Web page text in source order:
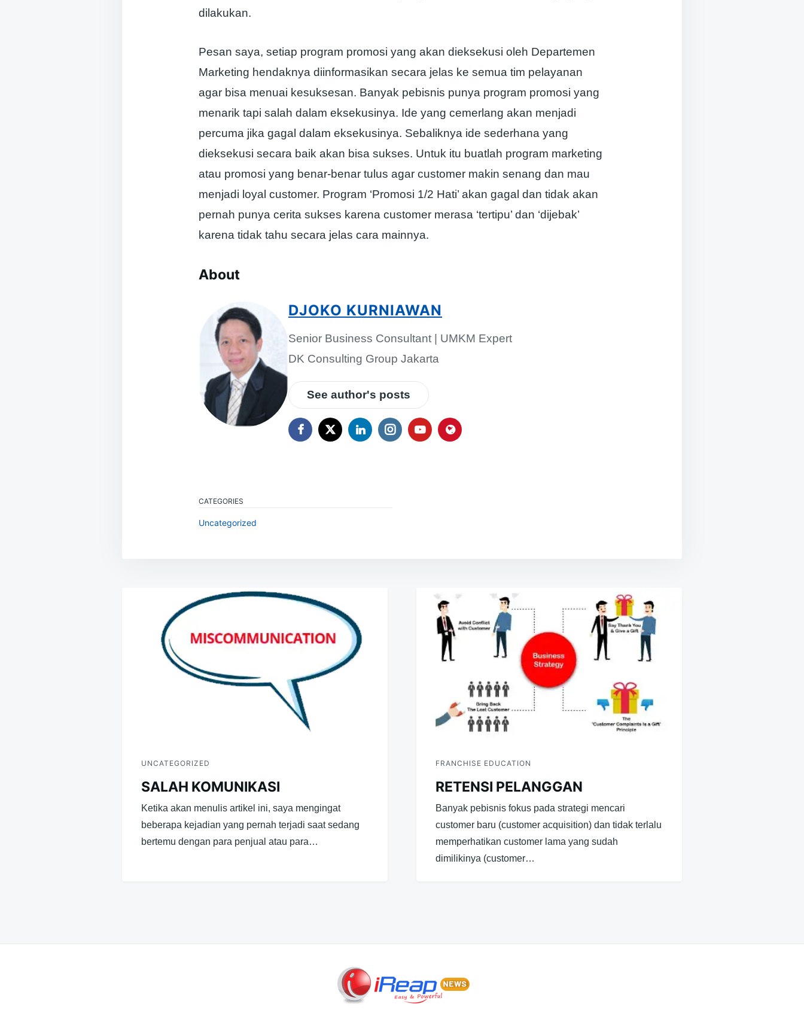
dilakukan.
Pesan saya, setiap program promosi yang akan dieksekusi oleh Departemen
Marketing hendaknya diinformasikan secara jelas ke semua tim pelayanan
agar bisa menuai kesuksesan. Banyak pebisnis punya program promosi yang
menarik tapi salah dalam eksekusinya. Ide yang cemerlang akan menjadi
percuma jika gagal dalam eksekusinya. Sebaliknya ide sederhana yang
dieksekusi secara baik akan bisa sukses. Untuk itu buatlah program marketing
atau promosi yang benar-benar tulus agar customer makin senang dan mau
menjadi loyal customer. Program ‘Promosi 1/2 Hati’ akan gagal dan tidak akan
pernah punya cerita sukses karena customer merasa ‘tertipu’ dan ‘dijebak’
karena tidak tahu secara jelas cara mainnya.
About
DJOKO KURNIAWAN
Senior Business Consultant | UMKM Expert
DK Consulting Group Jakarta
See author's posts
CATEGORIES
Uncategorized
UNCATEGORIZED
SALAH KOMUNIKASI
Ketika akan menulis artikel ini, saya mengingat
beberapa kejadian yang pernah terjadi saat sedang
bertemu dengan para penjual atau para…
FRANCHISE EDUCATION
RETENSI PELANGGAN
Banyak pebisnis fokus pada strategi mencari
customer baru (customer acquisition) dan tidak terlalu
memperhatikan customer lama yang sudah
dimilikinya (customer…